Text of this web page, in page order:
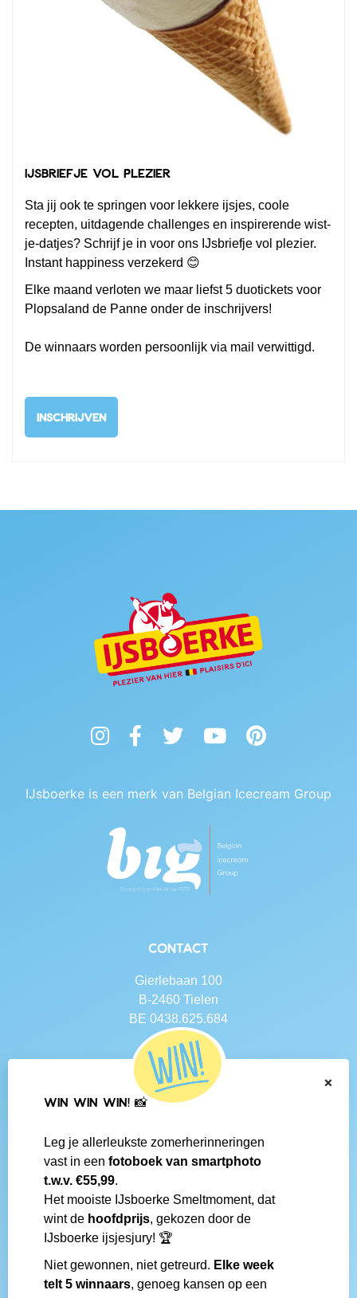
IJsbriefje vol plezier
Sta jij ook te springen voor lekkere ijsjes, coole
recepten, uitdagende challenges en inspirerende wist-
je-datjes? Schrijf je in voor ons IJsbriefje vol plezier.
Instant happiness verzekerd 😊
Elke maand verloten we maar liefst 5 duotickets voor
Plopsaland de Panne onder de inschrijvers!
De winnaars worden persoonlijk via mail verwittigd.
INSCHRIJVEN
InstagramFacebookTwitter YouTubePinterest
IJsboerke is een merk van Belgian Icecream Group
Contact
Gierlebaan 100
B-2460 Tielen
BE 0438.625.684
Navigatie
Contact
Social media
IJsboerke-shops
Fanmail bezorgen
IJsboerke wedstrijd
Gemaakt door
×
WIN WIN WIN! 📸
Leg je allerleukste zomerherinneringen
vast in een fotoboek van smartphoto
t.w.v. €55,99.
Het mooiste IJsboerke Smeltmoment, dat
wint de hoofdprijs, gekozen door de
IJsboerke ijsjesjury! 🏆
Niet gewonnen, niet getreurd. Elke week
telt 5 winnaars, genoeg kansen op een